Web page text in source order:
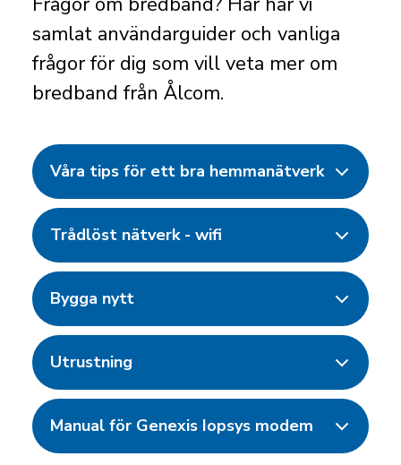
samlat användarguider och vanliga
frågor för dig som vill veta mer om
bredband från Ålcom.
Våra tips för ett bra hemmanätverk
Trådlöst nätverk - wifi
Bygga nytt
Utrustning
Manual för Genexis Iopsys modem